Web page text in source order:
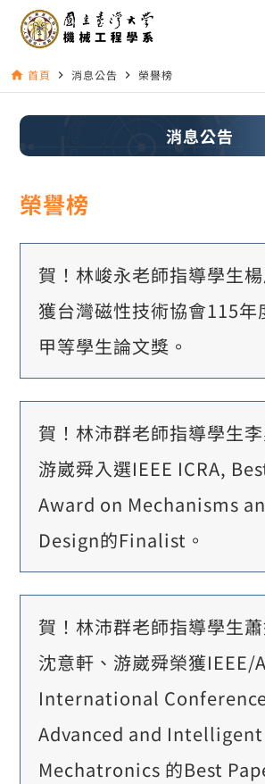
home 首頁 navigate_next 消息公告 navigate_next 榮譽榜
消息公告
榮譽榜
賀！林峻永老師指導學生
獲台灣磁性技術協會115年
甲等學生論文獎。
賀！林沛群老師指導學生李
游崴舜入選IEEE ICRA,
Award on Mechanisms
Design的Finalist。
賀！林沛群老師指導學生蕭
沈意軒、游崴舜榮獲IEEE/
International
Advanced and Intelligent
Mechatronics 的Best